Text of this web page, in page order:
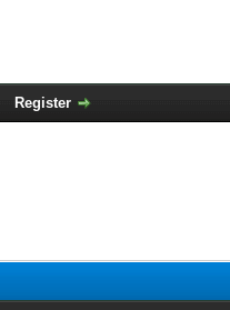
Register